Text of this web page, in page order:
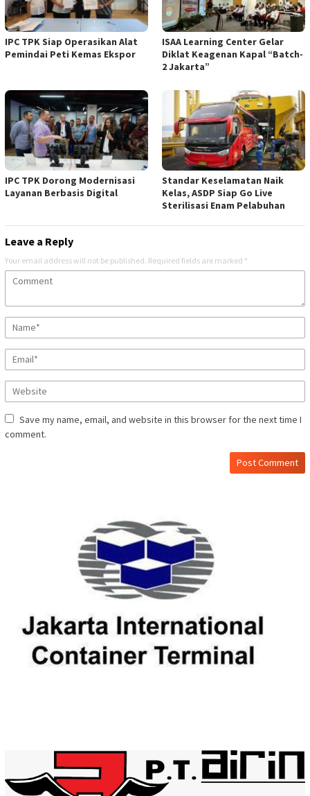
IPC TPK Siap Operasikan Alat
Pemindai Peti Kemas Ekspor
ISAA Learning Center Gelar
Diklat Keagenan Kapal “Batch-
2 Jakarta”
IPC TPK Dorong Modernisasi
Layanan Berbasis Digital
Standar Keselamatan Naik
Kelas, ASDP Siap Go Live
Sterilisasi Enam Pelabuhan
Leave a Reply
Your email address will not be published. Required fields are marked *
Save my name, email, and website in this browser for the next time I
comment.